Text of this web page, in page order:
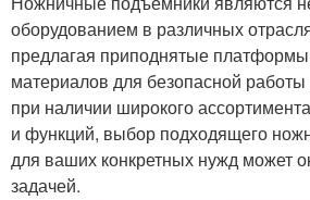
оборудованием в различных
предлагая приподнятые
материалов для безопасной
при наличии широкого
и функций, выбор подходящего
для ваших конкретных нужд может
задачей.